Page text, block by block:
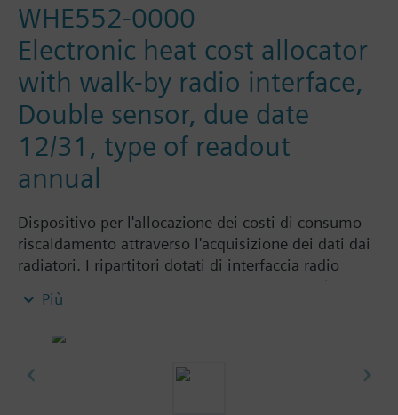
WHE552-0000
Electronic heat cost allocator
with walk-by radio interface,
Double sensor, due date
12/31, type of readout
annual
Dispositivo per l'allocazione dei costi di consumo
riscaldamento attraverso l'acquisizione dei dati dai
radiatori. I ripartitori dotati di interfaccia radio
frequenza 868 MHz).
Espandibile con sonde remote
Più